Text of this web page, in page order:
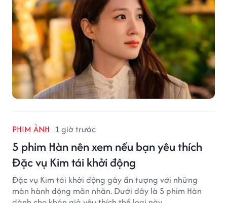
PHIM ẢNH 1 giờ trước
5 phim Hàn nên xem nếu bạn yêu thích
Đặc vụ Kim tái khởi động
Đặc vụ Kim tái khởi động gây ấn tượng với những
màn hành động mãn nhãn. Dưới đây là 5 phim Hàn